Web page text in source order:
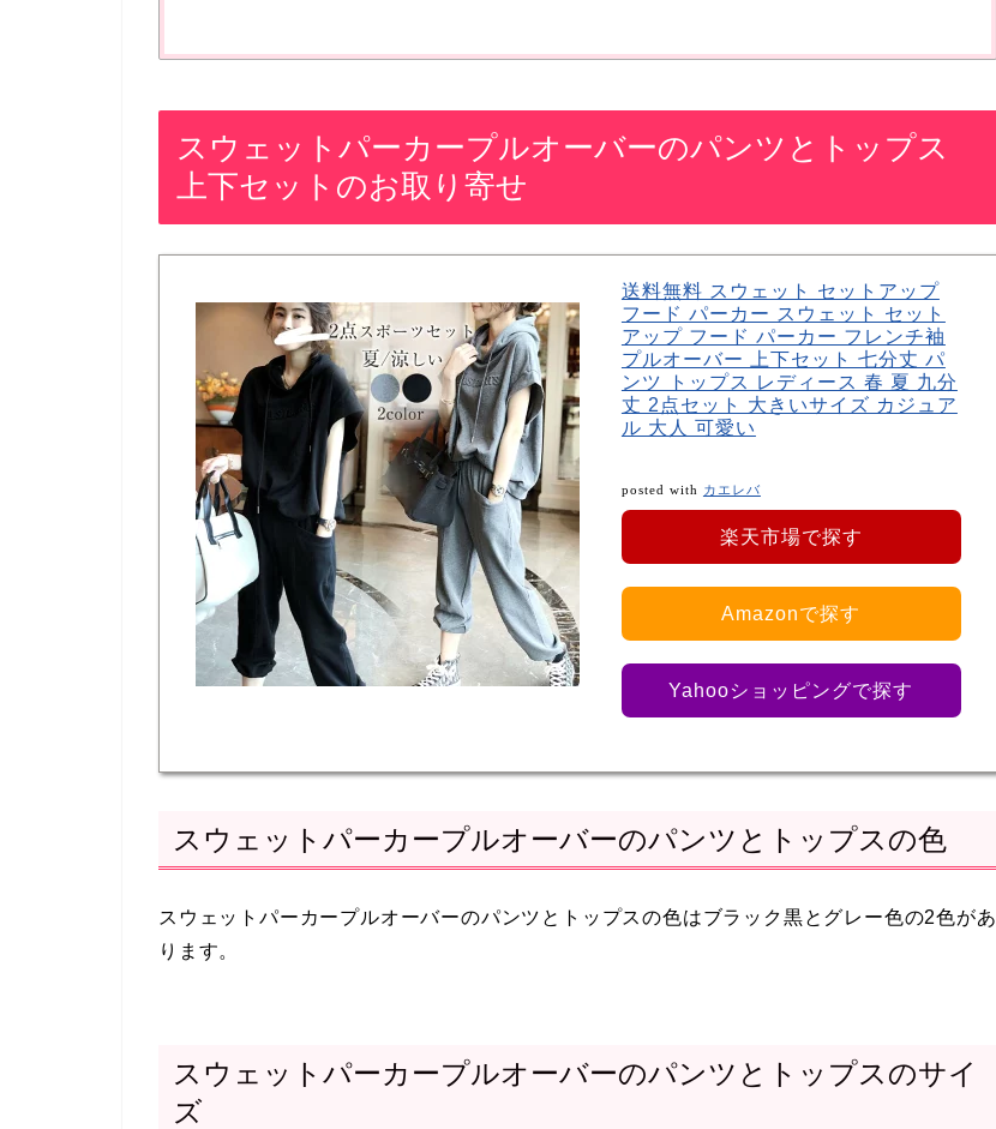
スウェットパーカープルオーバーのパンツとトップス
上下セットのお取り寄せ
送料無料 スウェット セットアップ
フード パーカー スウェット セット
アップ フード パーカー フレンチ袖
プルオーバー 上下セット 七分丈 パ
ンツ トップス レディース 春 夏 九分
丈 2点セット 大きいサイズ カジュア
ル 大人 可愛い
posted with カエレバ
楽天市場で探す
Amazonで探す
Yahooショッピングで探す
スウェットパーカープルオーバーのパンツとトップスの色
スウェットパーカープルオーバーのパンツとトップスの色はブラック黒とグレー色の2色があ
ります。
スウェットパーカープルオーバーのパンツとトップスのサイ
ズ